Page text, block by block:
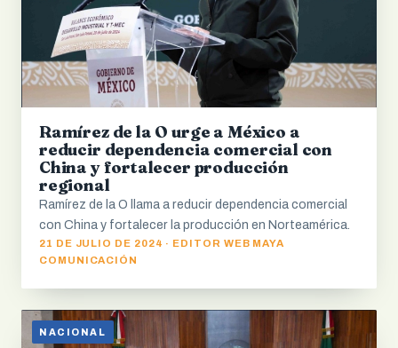
Ramírez de la O urge a México a
reducir dependencia comercial con
China y fortalecer producción
regional
Ramírez de la O llama a reducir dependencia comercial
con China y fortalecer la producción en Norteamérica.
21 DE JULIO DE 2024 · EDITOR WEB MAYA
COMUNICACIÓN
NACIONAL